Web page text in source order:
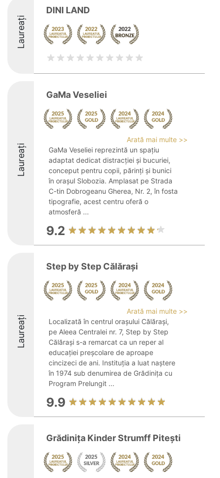
Laureați
DINI LAND
Laureați
GaMa Veseliei
Arată mai multe >>
GaMa Veseliei reprezintă un spațiu
adaptat dedicat distracției și bucuriei,
conceput pentru copii, părinți și bunici
în orașul Slobozia. Amplasat pe Strada
C-tin Dobrogeanu Gherea, Nr. 2, în fosta
tipografie, acest centru oferă o
atmosferă ...
9.2
Laureați
Step by Step Călărași
Arată mai multe >>
Localizată în centrul orașului Călărași,
pe Aleea Centralei nr. 7, Step by Step
Călărași s-a remarcat ca un reper al
educației preșcolare de aproape
cincizeci de ani. Instituția a luat naștere
în 1974 sub denumirea de Grădinița cu
Program Prelungit ...
9.9
Grădinița Kinder Strumff Pitești